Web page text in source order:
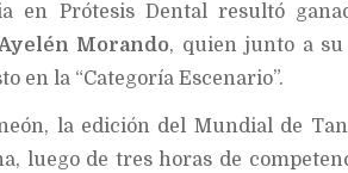
en Prótesis Dental resultó
Morando, quien junto a su
en la “Categoría Escenario”.
la edición del Mundial de
luego de tres horas de